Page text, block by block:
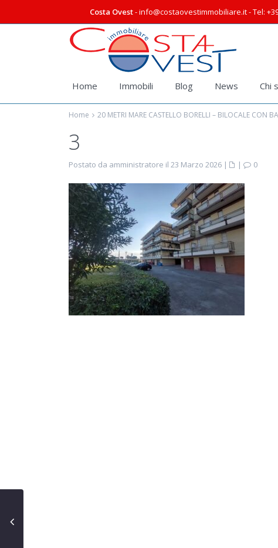
Costa Ovest- info@costaovestimmobiliare.it - Tel:
Home Immobili Blog News Chi
Home 20 METRI MARE CASTELLO BORELLI – BILOCALE CON
3
Postato da amministratore il 23 Marzo 2026 | | 0